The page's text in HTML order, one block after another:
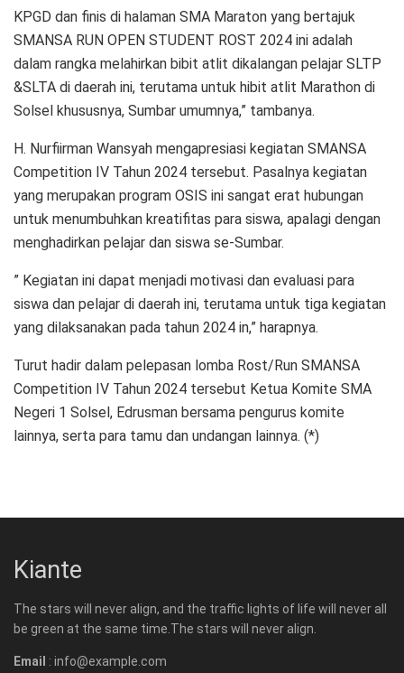
KPGD dan finis di halaman SMA Maraton yang bertajuk
SMANSA RUN OPEN STUDENT ROST 2024 ini adalah
dalam rangka melahirkan bibit atlit dikalangan pelajar SLTP
&SLTA di daerah ini, terutama untuk hibit atlit Marathon di
Solsel khususnya, Sumbar umumnya,” tambanya.
H. Nurfiirman Wansyah mengapresiasi kegiatan SMANSA
Competition IV Tahun 2024 tersebut. Pasalnya kegiatan
yang merupakan program OSIS ini sangat erat hubungan
untuk menumbuhkan kreatifitas para siswa, apalagi dengan
menghadirkan pelajar dan siswa se-Sumbar.
” Kegiatan ini dapat menjadi motivasi dan evaluasi para
siswa dan pelajar di daerah ini, terutama untuk tiga kegiatan
yang dilaksanakan pada tahun 2024 in,” harapnya.
Turut hadir dalam pelepasan lomba Rost/Run SMANSA
Competition IV Tahun 2024 tersebut Ketua Komite SMA
Negeri 1 Solsel, Edrusman bersama pengurus komite
lainnya, serta para tamu dan undangan lainnya. (*)
Kiante
The stars will never align, and the traffic lights of life will never all
be green at the same time.The stars will never align.
Email : info@example.com